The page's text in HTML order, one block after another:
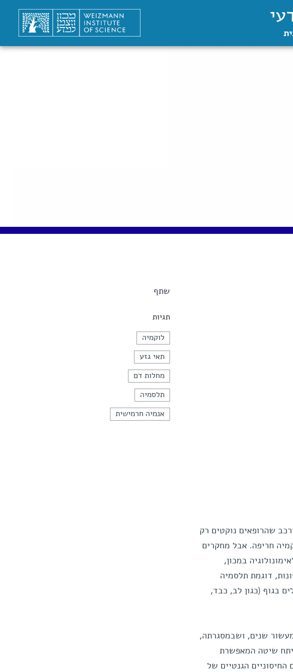
שתף
תגיות
לוקמיה
תאי גזע
מחלות דם
תלסמיה
אנמיה חרמישית
שהרופאים נוקטים רק
חריפה. אבל מחקרים
במכון,
דוגמת תלסמיה
בגוף (כגון לב, כבד,
שנים, ושבמסגרתה,
שיטה המאפשרת
הגנטיים של